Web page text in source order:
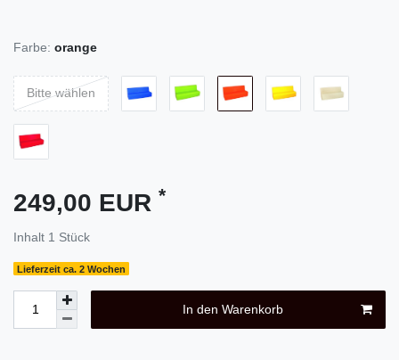
Farbe: orange
Bitte wählen
249,00 EUR *
Inhalt 1 Stück
Lieferzeit ca. 2 Wochen
In den Warenkorb